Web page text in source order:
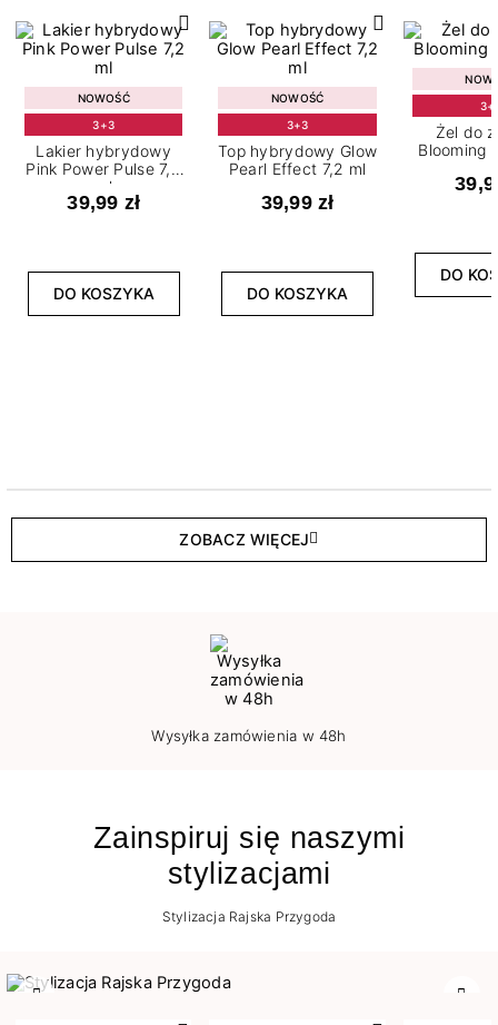
NOWOŚĆ
3+3
Lakier hybrydowy
Pink Power Pulse 7,2
ml
39,99 zł
DO KOSZYKA
NOWOŚĆ
3+3
Top hybrydowy Glow
Pearl Effect 7,2 ml
39,99 zł
DO KOSZYKA
Żel do
Blooming
DO
ZOBACZ WIĘCEJ
Wysyłka zamówienia w 48h
Zainspiruj się naszymi
stylizacjami
Stylizacja Rajska Przygoda